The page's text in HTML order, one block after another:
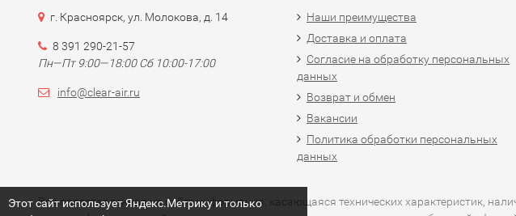
Этот сайт использует Яндекс.Метрику и только
г. Красноярск, ул. Молокова, д. 14
8 391 290-21-57
Пн—Пт 9:00—18:00 Сб 10:00-17:00
info@clear-air.ru
Наши преимущества
Доставка и оплата
Согласие на обработку персональных
данных
Возврат и обмен
Вакансии
Политика обработки персональных
данных
Вся представленная на сайте информация, касающаяся технических характеристик,